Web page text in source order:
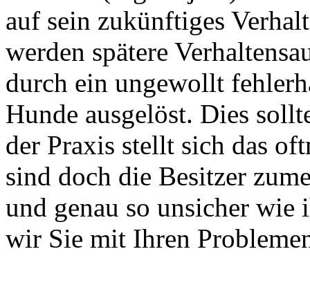
auf sein zukünftiges
werden spätere
durch ein ungewollt
Hunde ausgelöst. Dies
der Praxis stellt sich das
sind doch die Besitzer
und genau so unsicher
wir Sie mit Ihren